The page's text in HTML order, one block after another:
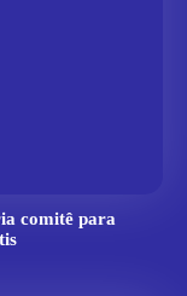
comitê para